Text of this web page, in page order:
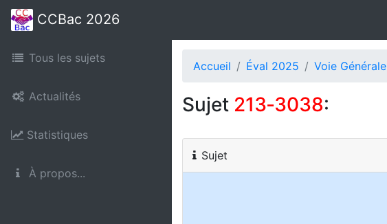
CCBac 2026
Tous les sujets
Actualités
Statistiques
À propos...
Accueil Éval 2025 Voie Générale
Sujet 213‑3038:
Sujet